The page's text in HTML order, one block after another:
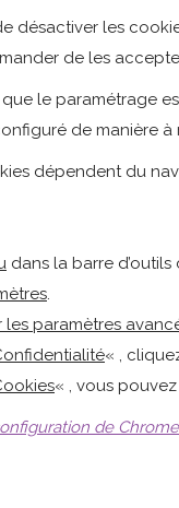
désactiver les
de les
le paramétrage
de manière à
dépendent du
dans la barre d’outils
.
les paramètres
« ,
« , vous
de